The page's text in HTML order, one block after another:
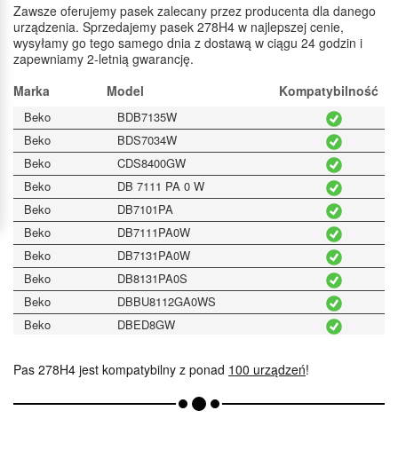
Zawsze oferujemy pasek zalecany przez producenta dla danego
urządzenia. Sprzedajemy pasek 278H4 w najlepszej cenie,
wysyłamy go tego samego dnia z dostawą w ciągu 24 godzin i
zapewniamy 2-letnią gwarancję.
Marka
Model Kompatybilność
Beko
BDB7135W
Beko
BDS7034W
Beko
CDS8400GW
Beko
DB 7111 PA 0 W
Beko
DB7101PA
Beko
DB7111PA0W
Beko
DB7131PA0W
Beko
DB8131PA0S
Beko
DBBU8112GA0WS
Beko
DBED8GW
Beko
DC713
DC7130 DC 7130
Pas 278H4 jest kompatybilny z ponad 100 urządzeń!